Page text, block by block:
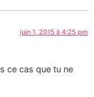
juin 1, 2015 à 4:25 pm
ce cas que tu ne